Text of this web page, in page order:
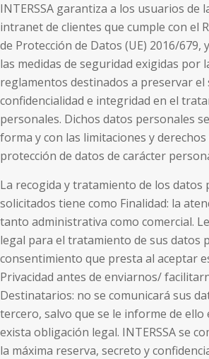
INTERSSA garantiza a los usuarios de
intranet de clientes que cumple con el
de Protección de Datos (UE) 2016/679,
las medidas de seguridad exigidas por
reglamentos destinados a preservar el
confidencialidad e integridad en el
personales. Dichos datos personales
forma y con las limitaciones y derechos
protección de datos de carácter
La recogida y tratamiento de los datos
solicitados tiene como Finalidad: la
tanto administrativa como comercial.
legal para el tratamiento de sus datos
consentimiento que presta al aceptar
Privacidad antes de enviarnos/
Destinatarios: no se comunicará sus
tercero, salvo que se le informe de ello
exista obligación legal. INTERSSA se
la máxima reserva, secreto y